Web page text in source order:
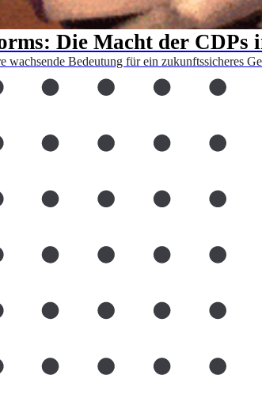
Die Macht der CDPs
Bedeutung für ein zukunftssicheres